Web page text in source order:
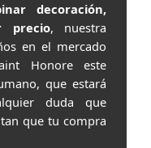
decoración,
precio, nuestra
en el mercado
Honore este
que estará
duda que
que tu compra